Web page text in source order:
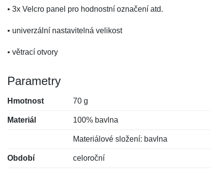
• 3x Velcro panel pro hodnostní označení atd.
• univerzální nastavitelná velikost
• větrací otvory
Parametry
Hmotnost 70 g
Materiál 100% bavlna
Materiálové složení: bavlna
Období celoroční